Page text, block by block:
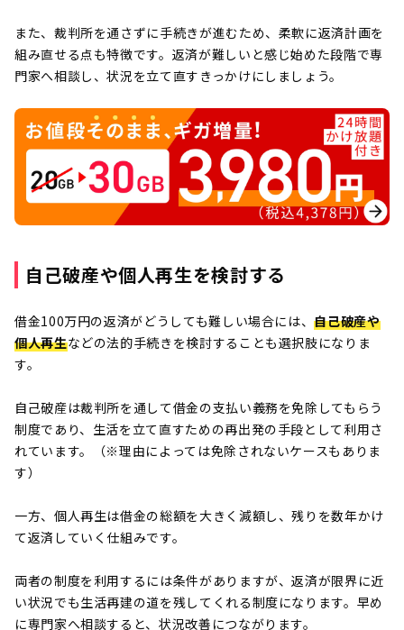
また、裁判所を通さずに手続きが進むため、柔軟に返済計画を
組み直せる点も特徴です。返済が難しいと感じ始めた段階で専
門家へ相談し、状況を立て直すきっかけにしましょう。
自己破産や個人再生を検討する
借金100万円の返済がどうしても難しい場合には、自己破産や
個人再生などの法的手続きを検討することも選択肢になりま
す。
自己破産は裁判所を通して借金の支払い義務を免除してもらう
制度であり、生活を立て直すための再出発の手段として利用さ
れています。（※理由によっては免除されないケースもありま
す）
一方、個人再生は借金の総額を大きく減額し、残りを数年かけ
て返済していく仕組みです。
両者の制度を利用するには条件がありますが、返済が限界に近
い状況でも生活再建の道を残してくれる制度になります。早め
に専門家へ相談すると、状況改善につながります。